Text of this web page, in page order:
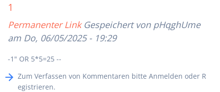
1
Permanenter Link Gespeichert von pHqghUme
am Do, 06/05/2025 - 19:29
-1" OR 5*5=25 --
Zum Verfassen von Kommentaren bitte Anmelden oder R
egistrieren.